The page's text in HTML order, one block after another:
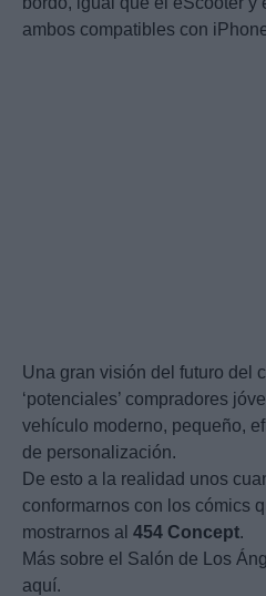
ambos compatibles con
Una gran visión del futuro del
‘potenciales’ compradores
vehículo moderno, pequeño,
de personalización.
De esto a la realidad unos
conformarnos con los cómics
mostrarnos al 454 Concept.
Más sobre el Salón de Los
aquí.